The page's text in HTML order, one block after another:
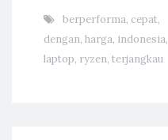
berperforma, cepat,
dengan, harga, indonesia,
laptop, ryzen, terjangkau